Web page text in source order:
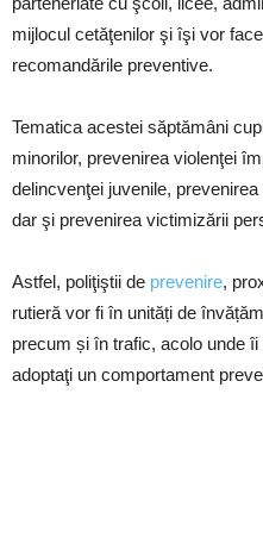
mijlocul cetăţenilor şi îşi vor
recomandările preventive.
Tematica acestei săptămâni
minorilor, prevenirea violenţei
delincvenţei juvenile,
dar şi prevenirea victimizării
Astfel, poliţiştii de prevenire,
rutieră vor fi în unități de
precum și în trafic, acolo unde
adoptaţi un comportament